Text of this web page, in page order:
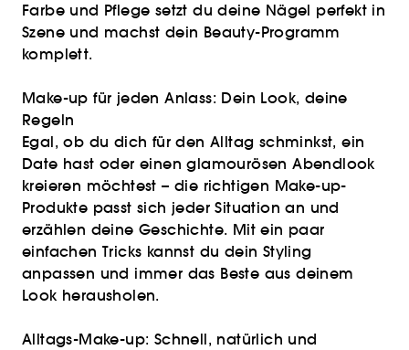
Farbe und Pflege setzt du deine Nägel perfekt in
Szene und machst dein Beauty-Programm
komplett.
Make-up für jeden Anlass: Dein Look, deine
Regeln
Egal, ob du dich für den Alltag schminkst, ein
Date hast oder einen glamourösen Abendlook
kreieren möchtest – die richtigen Make-up-
Produkte passt sich jeder Situation an und
erzählen deine Geschichte. Mit ein paar
einfachen Tricks kannst du dein Styling
anpassen und immer das Beste aus deinem
Look herausholen.
Alltags-Make-up: Schnell, natürlich und